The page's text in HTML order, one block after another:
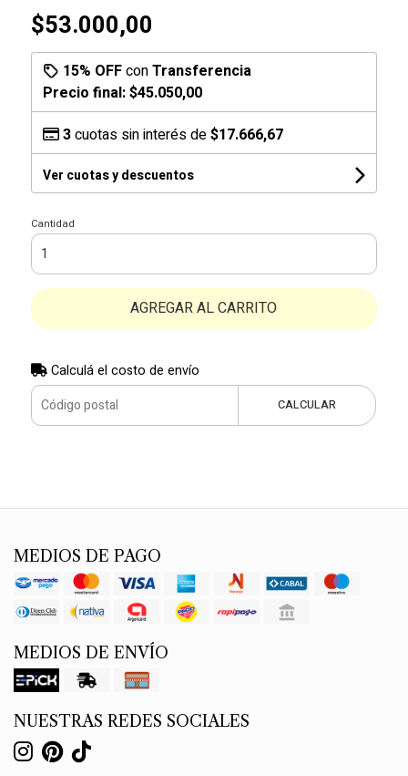
$53.000,00
15% OFFconTransferencia
Precio final:$45.050,00
3cuotas sin interés de$17.666,67
Ver cuotas y descuentos
Cantidad
AGREGAR AL CARRITO
Calculá el costo de envío
CALCULAR
MEDIOS DE PAGO
MEDIOS DE ENVÍO
NUESTRAS REDES SOCIALES